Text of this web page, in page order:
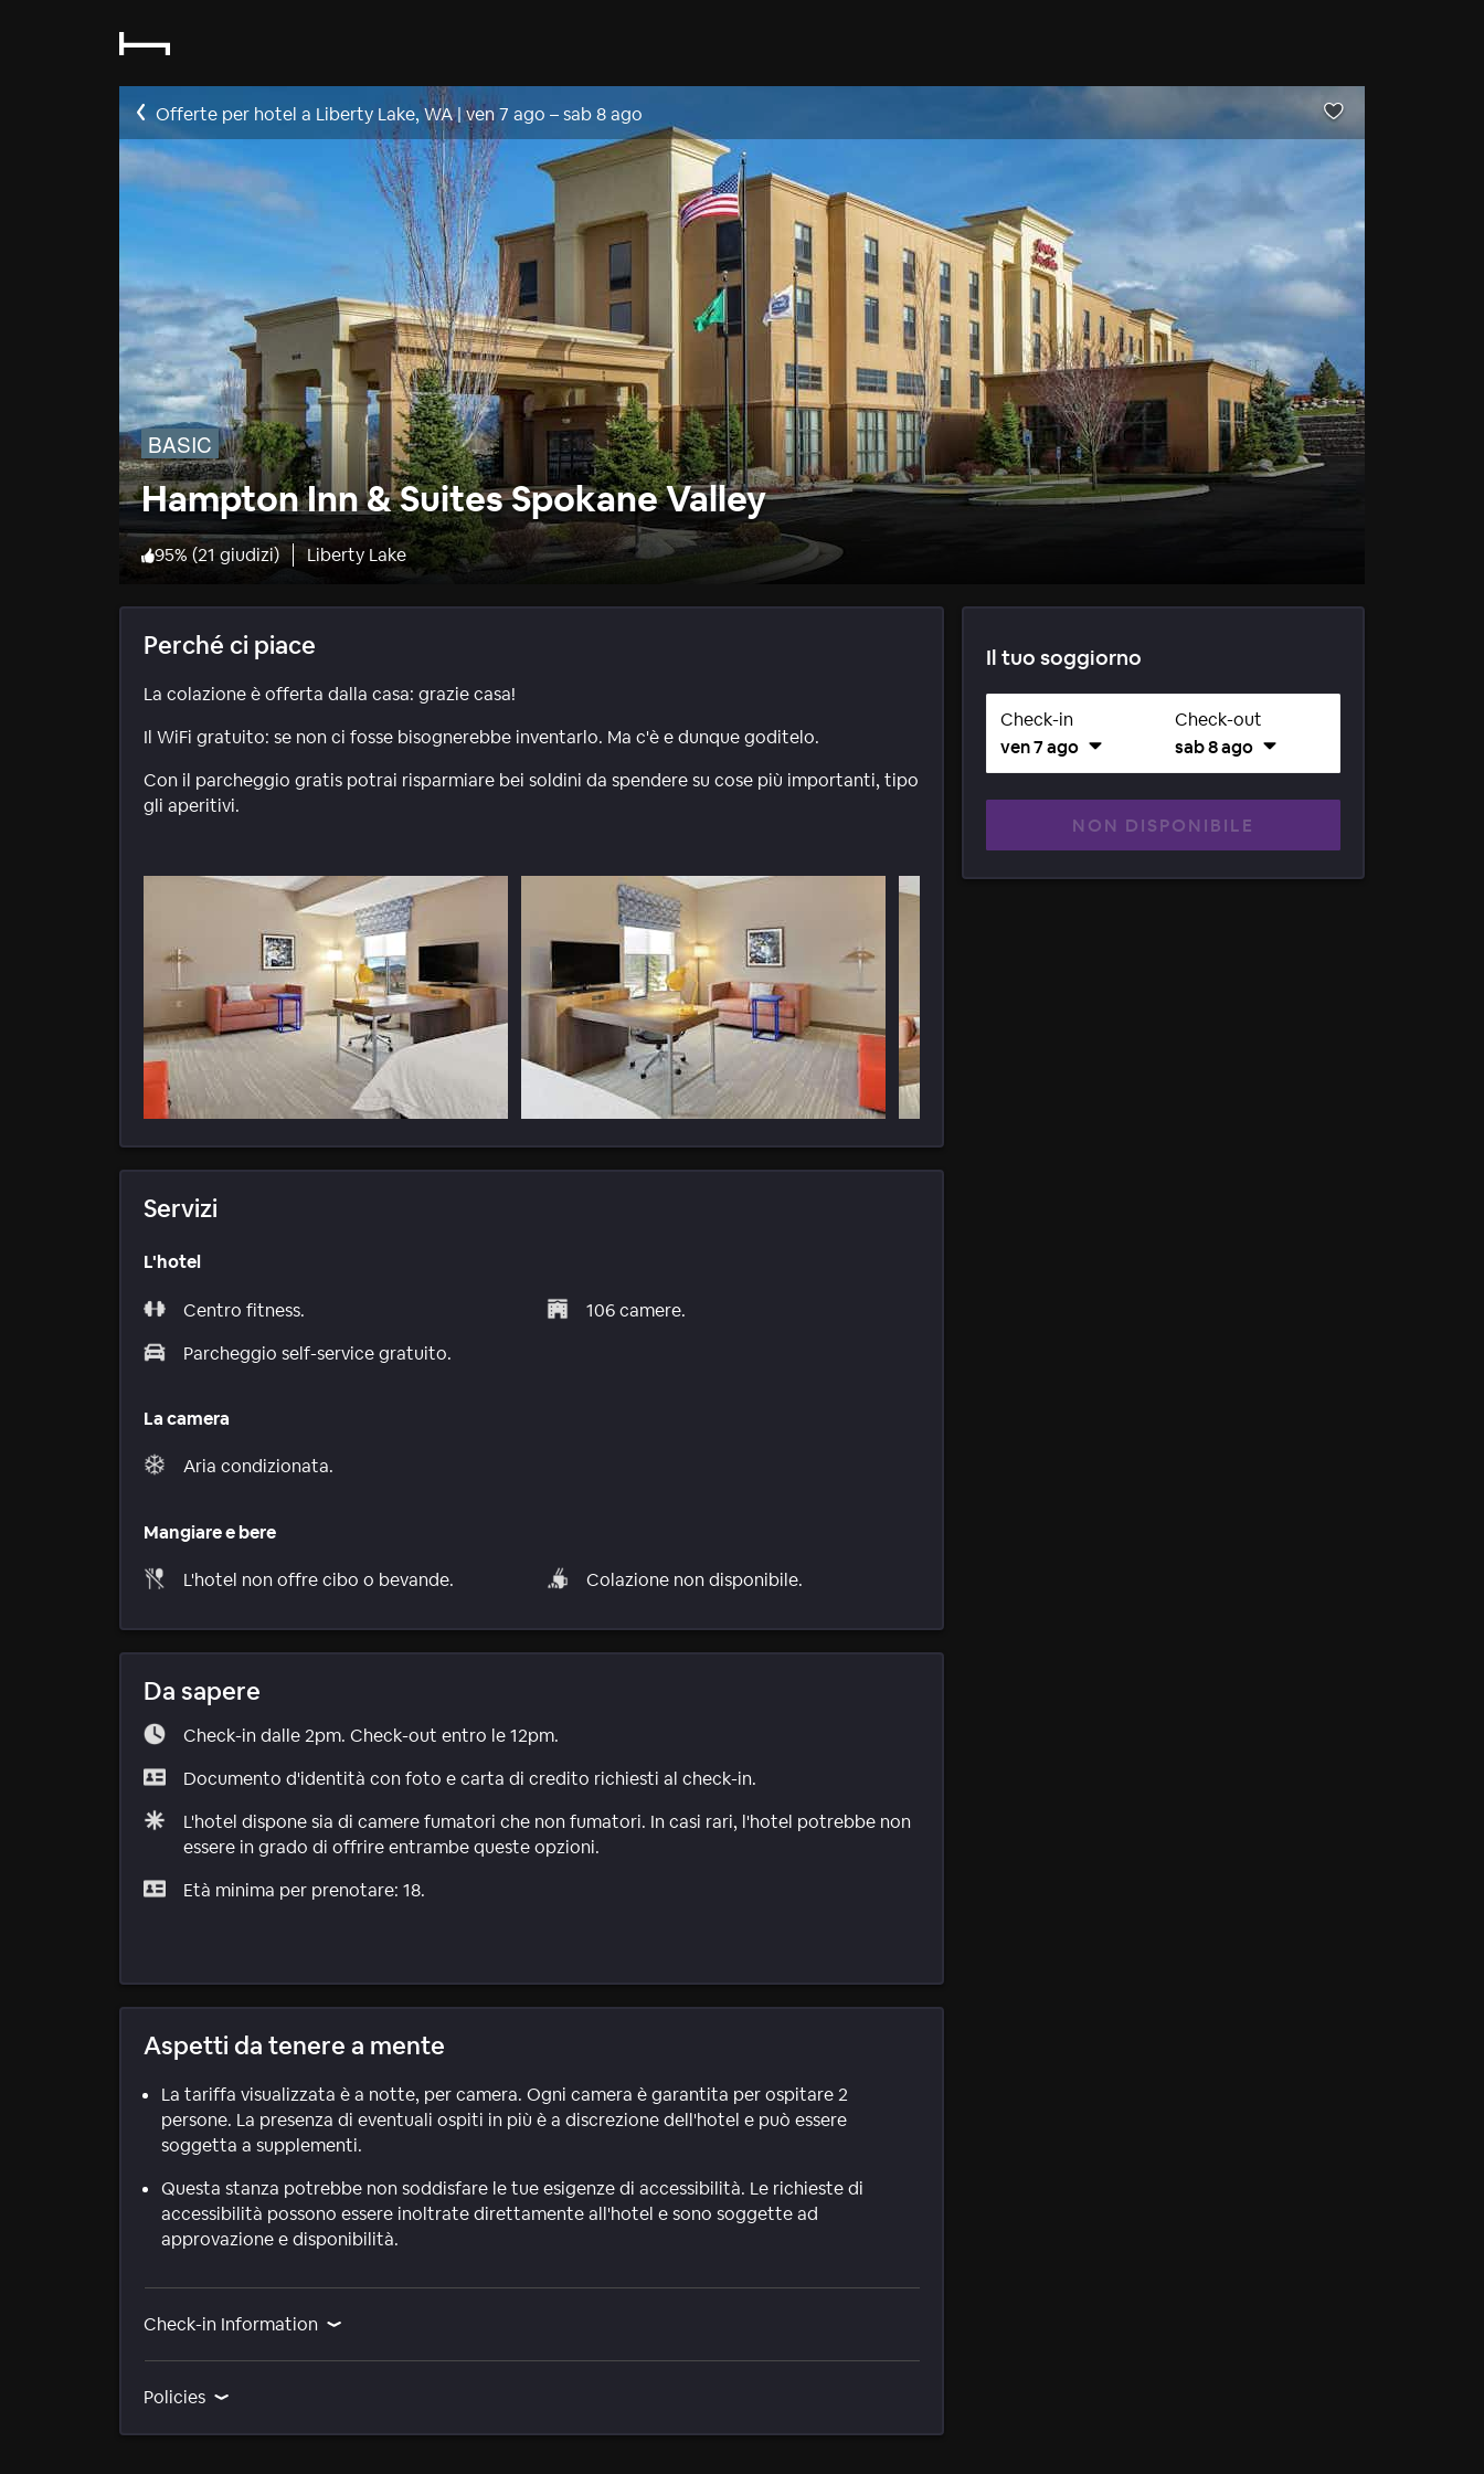
Offerte per hotel a Liberty Lake, WA| ven 7 ago –sab 8 ago
BASIC
Hampton Inn & Suites Spokane Valley
95% (21 giudizi) Liberty Lake
Perché ci piace
La colazione è offerta dalla casa: grazie casa!
Il WiFi gratuito: se non ci fosse bisognerebbe inventarlo. Ma c'è e dunque goditelo.
Con il parcheggio gratis potrai risparmiare bei soldini da spendere su cose più importanti, tipo
gli aperitivi.
Servizi
L'hotel
Centro fitness.
Parcheggio self-service gratuito.
106 camere.
La camera
Aria condizionata.
Mangiare e bere
L'hotel non offre cibo o bevande. Colazione non disponibile.
Da sapere
Check-in dalle 2pm. Check-out entro le 12pm.
Documento d'identità con foto e carta di credito richiesti al check-in.
L'hotel dispone sia di camere fumatori che non fumatori. In casi rari, l'hotel potrebbe non
essere in grado di offrire entrambe queste opzioni.
Età minima per prenotare: 18.
Aspetti da tenere a mente
La tariffa visualizzata è a notte, per camera. Ogni camera è garantita per ospitare 2
persone. La presenza di eventuali ospiti in più è a discrezione dell'hotel e può essere
soggetta a supplementi.
Questa stanza potrebbe non soddisfare le tue esigenze di accessibilità. Le richieste di
accessibilità possono essere inoltrate direttamente all'hotel e sono soggette ad
approvazione e disponibilità.
Check-in Information
Policies
Il tuo soggiorno
Check-in
ven 7 ago
Check-out
sab 8 ago
NON DISPONIBILE